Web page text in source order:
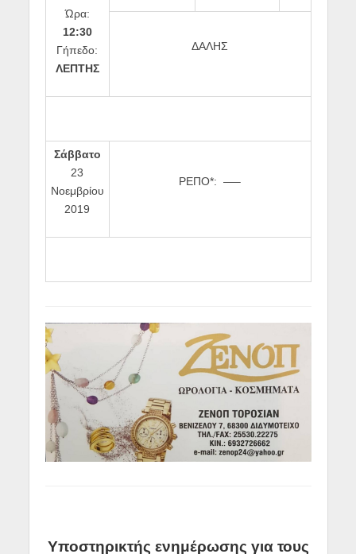
Ώρα:
12:30
Γήπεδο:
ΛΕΠΤΗΣ
ΔΑΛΗΣ
Σάββατο
23
Νοεμβρίου
2019
ΡΕΠΟ*: —–
Υποστηρικτής ενημέρωσης για τους